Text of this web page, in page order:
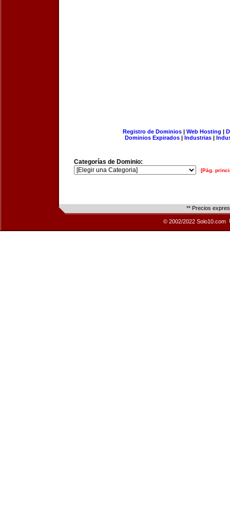
Registro de Dominios| Web Hosting |
Dominios Expirados | Industrias |
Categorías de Dominio:
[Pág.
** Precios
© 2002/2022 Solo10.com